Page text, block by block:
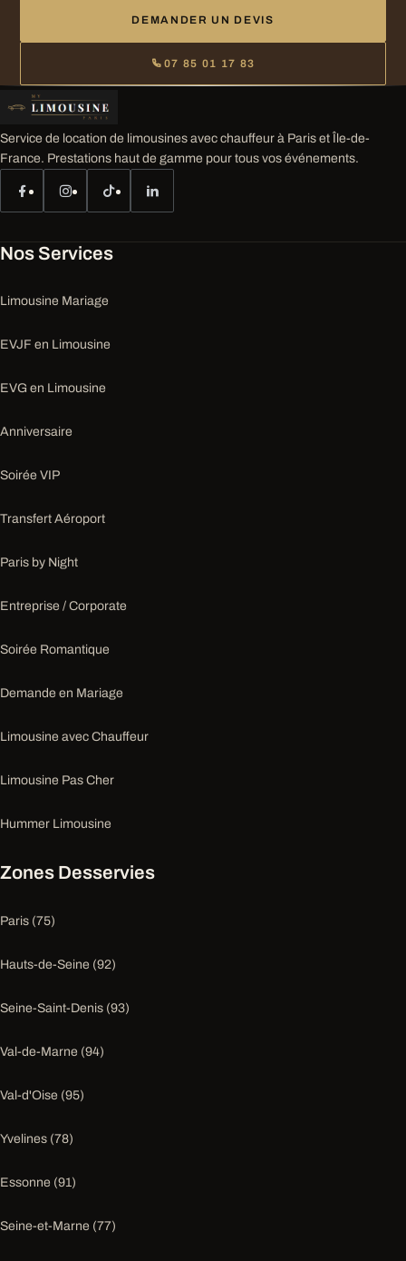
DEMANDER UN DEVIS
07 85 01 17 83
Service de location de limousines avec chauffeur à Paris et Île-de-
France. Prestations haut de gamme pour tous vos événements.
Nos Services
Limousine Mariage
EVJF en Limousine
EVG en Limousine
Anniversaire
Soirée VIP
Transfert Aéroport
Paris by Night
Entreprise / Corporate
Soirée Romantique
Demande en Mariage
Limousine avec Chauffeur
Limousine Pas Cher
Hummer Limousine
Zones Desservies
Paris (75)
Hauts-de-Seine (92)
Seine-Saint-Denis (93)
Val-de-Marne (94)
Val-d'Oise (95)
Yvelines (78)
Essonne (91)
Seine-et-Marne (77)